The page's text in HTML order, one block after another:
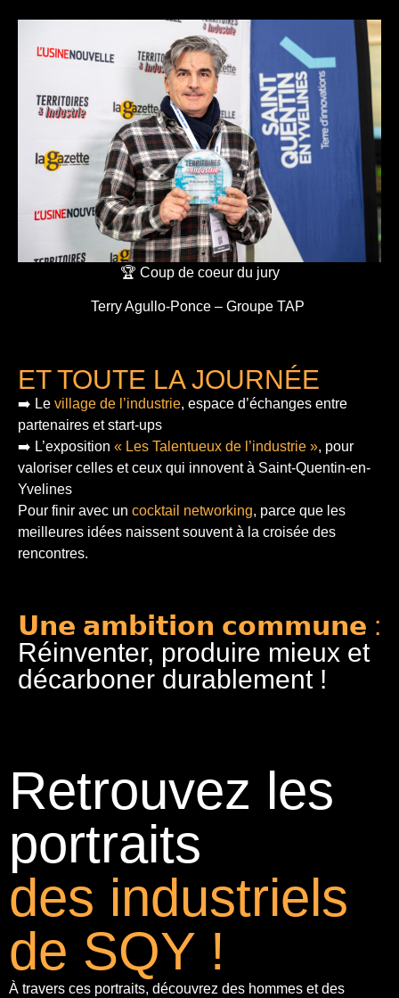
🏆 Coup de coeur du jury
Terry Agullo-Ponce – Groupe TAP
ET TOUTE LA JOURNÉE
➡️ Le village de l’industrie, espace d’échanges entre
partenaires et start-ups
➡️ L’exposition « Les Talentueux de l’industrie », pour
valoriser celles et ceux qui innovent à Saint-Quentin-en-
Yvelines
Pour finir avec un cocktail networking, parce que les
meilleures idées naissent souvent à la croisée des
rencontres.
𝗨𝗻𝗲 𝗮𝗺𝗯𝗶𝘁𝗶𝗼𝗻 𝗰𝗼𝗺𝗺𝘂𝗻𝗲 :
Réinventer, produire mieux et
décarboner durablement !
Retrouvez les
portraits
des industriels
de SQY !
À travers ces portraits, découvrez des hommes et des